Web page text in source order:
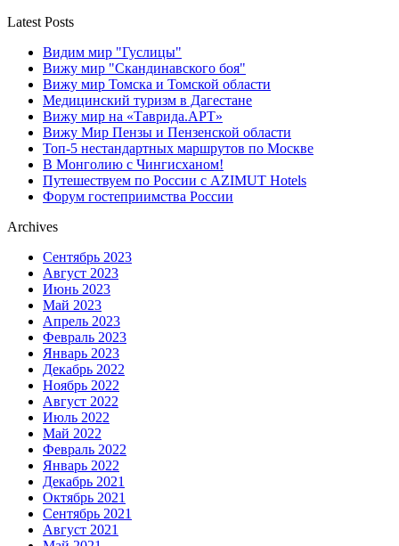
Latest Posts
Видим мир "Гуслицы"
Вижу мир "Скандинавского боя"
Вижу мир Томска и Томской области
Медицинский туризм в Дагестане
Вижу мир на «Таврида.АРТ»
Вижу Мир Пензы и Пензенской области
Топ-5 нестандартных маршрутов по Москве
В Монголию с Чингисханом!
Путешествуем по России с AZIMUT Hotels
Форум гостеприимства России
Archives
Сентябрь 2023
Август 2023
Июнь 2023
Май 2023
Апрель 2023
Февраль 2023
Январь 2023
Декабрь 2022
Ноябрь 2022
Август 2022
Июль 2022
Май 2022
Февраль 2022
Январь 2022
Декабрь 2021
Октябрь 2021
Сентябрь 2021
Август 2021